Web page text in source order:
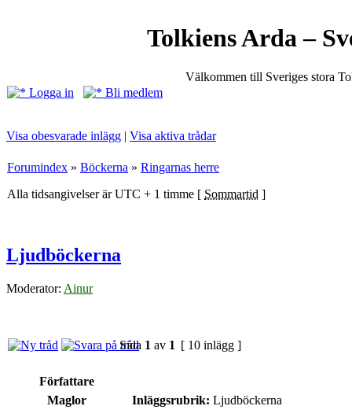
Tolkiens Arda –
Välkommen till Sveriges stora
Logga in
Bli medlem
Visa obesvarade inlägg | Visa aktiva trådar
Forumindex » Böckerna » Ringarnas herre
Alla tidsangivelser är UTC + 1 timme [ Sommartid ]
Ljudböckerna
Moderator: Ainur
Sida 1 av 1 [ 10 inlägg ]
Författare
Maglor
Inläggsrubrik: Ljudböckerna